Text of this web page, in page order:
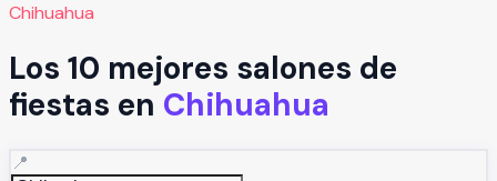
Chihuahua
Los 10 mejores salones de
fiestas en Chihuahua
📍